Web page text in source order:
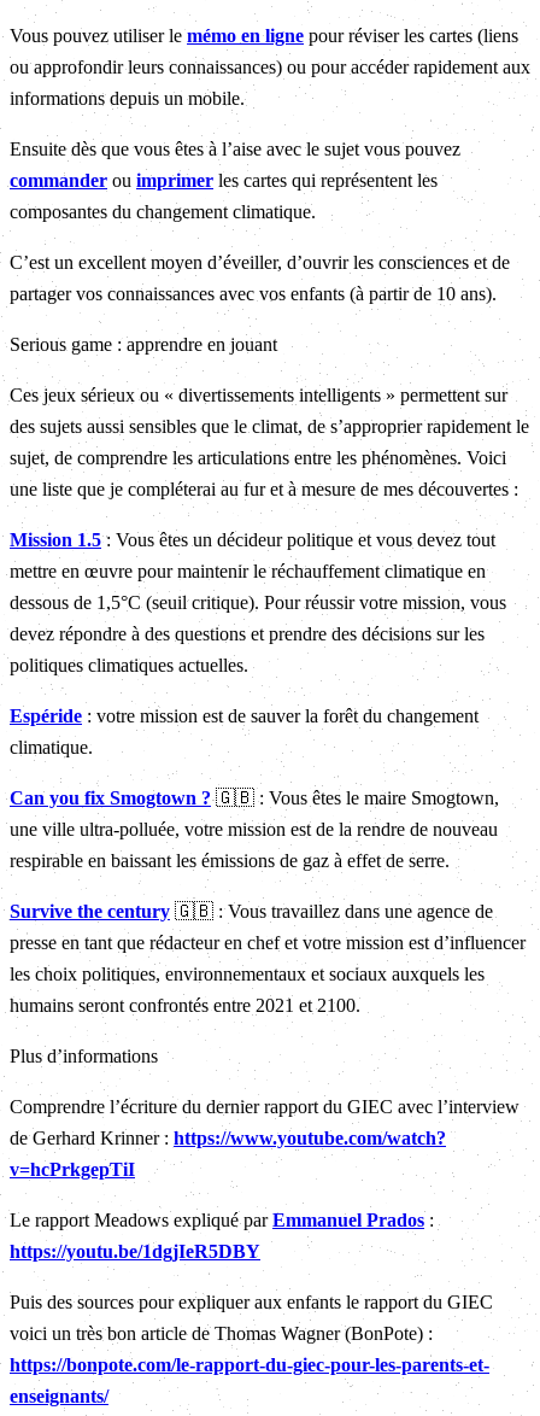
Vous pouvez utiliser lemémo en ligne pour réviser les cartes (liens
ou approfondir leurs connaissances) ou pour accéder rapidement aux
informations depuis un mobile.
Ensuite dès que vous êtes à l’aise avec le sujet vous pouvez
commander ou imprimer les cartes qui représentent les
composantes du changement climatique.
C’est un excellent moyen d’éveiller, d’ouvrir les consciences et de
partager vos connaissances avec vos enfants (à partir de 10 ans).
Serious game : apprendre en jouant
Ces jeux sérieux ou « divertissements intelligents » permettent sur
des sujets aussi sensibles que le climat, de s’approprier rapidement le
sujet, de comprendre les articulations entre les phénomènes. Voici
une liste que je compléterai au fur et à mesure de mes découvertes :
Mission 1.5: Vous êtes un décideur politique et vous devez tout
mettre en œuvre pour maintenir le réchauffement climatique en
dessous de 1,5°C (seuil critique). Pour réussir votre mission, vous
devez répondre à des questions et prendre des décisions sur les
politiques climatiques actuelles.
Espéride : votre mission est de sauver la forêt du changement
climatique.
Can you fix Smogtown ?🇬🇧 : Vous êtes le maire Smogtown,
une ville ultra-polluée, votre mission est de la rendre de nouveau
respirable en baissant les émissions de gaz à effet de serre.
Survive the century 🇬🇧 : Vous travaillez dans une agence de
presse en tant que rédacteur en chef et votre mission est d’influencer
les choix politiques, environnementaux et sociaux auxquels les
humains seront confrontés entre 2021 et 2100.
Plus d’informations
Comprendre l’écriture du dernier rapport du GIEC avec l’interview
de Gerhard Krinner : https://www.youtube.com/watch?
v=hcPrkgepTiI
Le rapport Meadows expliqué parEmmanuel Prados :
https://youtu.be/1dgjIeR5DBY
Puis des sources pour expliquer aux enfants le rapport du GIEC
voici un très bon article de Thomas Wagner (BonPote) :
https://bonpote.com/le-rapport-du-giec-pour-les-parents-et-
enseignants/